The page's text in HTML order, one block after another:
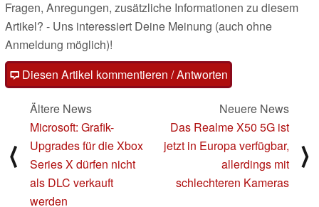
Fragen, Anregungen, zusätzliche Informationen zu diesem
Artikel? - Uns interessiert Deine Meinung (auch ohne
Anmeldung möglich)!
Diesen Artikel kommentieren / Antworten
⟨
Ältere News
Microsoft: Grafik-
Upgrades für die Xbox
Series X dürfen nicht
als DLC verkauft
werden
Neuere News
Das Realme X50 5G ist
jetzt in Europa verfügbar,
allerdings mit
schlechteren Kameras
⟩